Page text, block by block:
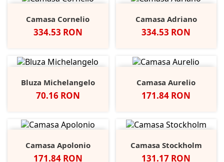
Camasa Cornelio
Pret
334.53 RON
Camasa Adriano
Pret
334.53 RON
Bluza Michelangelo
Pret
70.16 RON
Camasa Aurelio
Pret
171.84 RON
Camasa Apolonio
Pret
171.84 RON
Camasa Stockholm
Pret
131.17 RON